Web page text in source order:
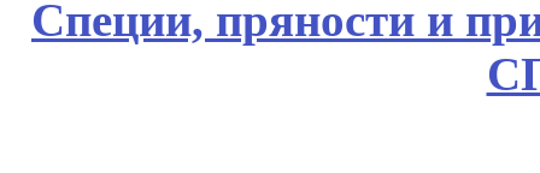
Специи, пряности и